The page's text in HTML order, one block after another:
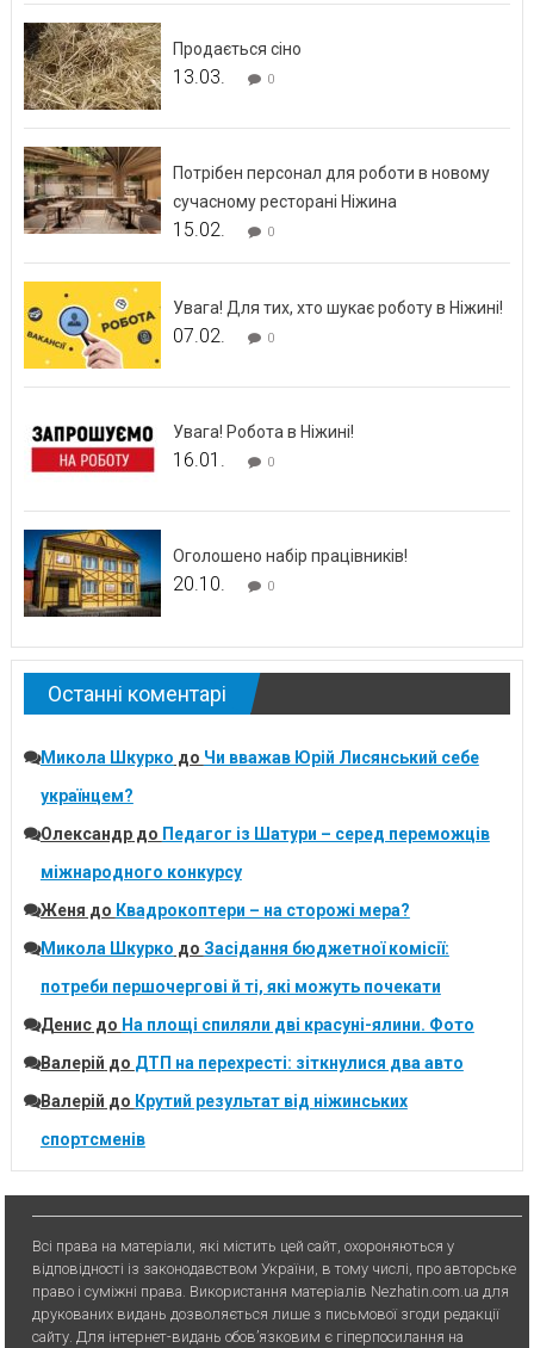
Продається сіно
13.03. 0
Потрібен персонал для роботи в новому
сучасному ресторані Ніжина
15.02. 0
Увага! Для тих, хто шукає роботу в Ніжині!
07.02. 0
Увага! Робота в Ніжині!
16.01. 0
Оголошено набір працівників!
20.10. 0
Останні коментарі
Микола Шкурко до Чи вважав Юрій Лисянський себе
українцем?
Олександрдо Педагог із Шатури – серед переможців
міжнародного конкурсу
Женя до Квадрокоптери – на сторожі мера?
Микола Шкурко до Засідання бюджетної комісії:
потреби першочергові й ті, які можуть почекати
Денисдо На площі спиляли дві красуні-ялини. Фото
Валерій до ДТП на перехресті: зіткнулися два авто
Валерій до Крутий результат від ніжинських
спортсменів
Всі права на матеріали, які містить цей сайт, охороняються у
відповідності із законодавством України, в тому числі, про авторське
право і суміжні права. Використання матерiалiв Nezhatin.com.ua для
друкованих видань дозволяється лише з письмової згоди редакції
сайту. Для iнтернет-видань обов’язковим є гiперпосилання на